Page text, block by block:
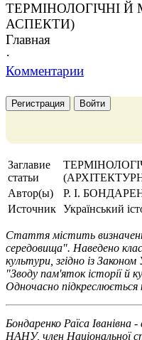
ТЕРМІНОЛОГІЧНІ
АСПЕКТИ)
Главная
·
Комментарии
Регистрация Войти
Заглавие
статьи
Автор(ы)
Р. І.
Источник Український
Стаття містить
середовища". Наведено
культури, згідно із
"Зводу пам'яток історії й
Одночасно підкреслюється
Бондаренко Раїса
НАНУ, член Національної